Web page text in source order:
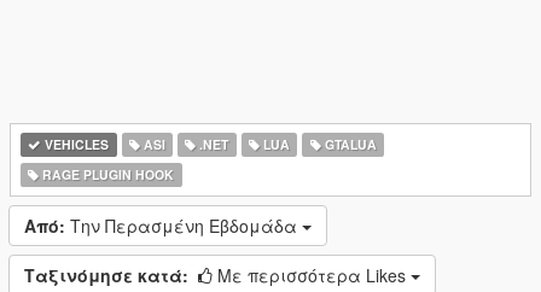
VEHICLES ASI .NET LUA
GTALUA
RAGE PLUGIN HOOK
Από: Την Περασμένη Εβδομάδα
Ταξινόμησε κατά: Με περισσότερα Likes